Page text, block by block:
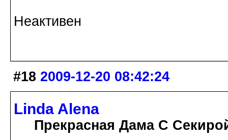
Неактивен
#18 2009-12-20 08:42:24
Linda Alena
Прекрасная Дама С